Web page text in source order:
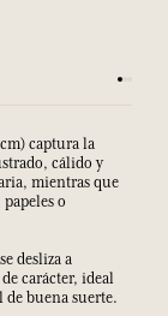
captura la
cálido y
mientras que
o
desliza a
carácter, ideal
de buena suerte.